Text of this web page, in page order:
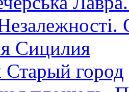
Сицилия
Старый город